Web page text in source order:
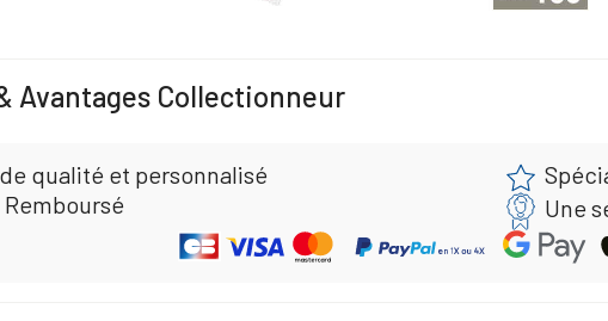
Avantages Collectionneur
qualité et personnalisé
Une